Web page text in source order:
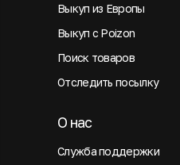
Выкуп из Европы
Выкуп с Poizon
Поиск товаров
Отследить посылку
Служба поддержки
О нас